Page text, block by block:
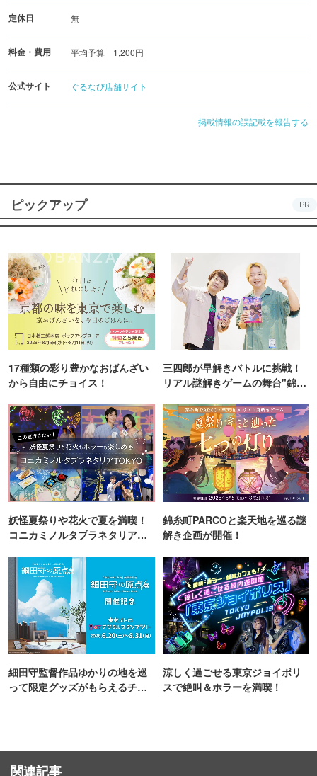
定休日 無
料金・費用 平均予算 1,200円
公式サイト ぐるなび店舗サイト
掲載情報の誤記載を報告する
ピックアップ PR
17種類の彩り豊かなおばんざい
から自由にチョイス！
三四郎が早解きバトルに挑戦！
リアル謎解きゲームの舞台"錦糸
妖怪夏祭りや花火で夏を満喫！
コニカミノルタプラネタリア
錦糸町PARCOと楽天地を巡る謎
解き企画が開催！
細田守監督作品ゆかりの地を巡
って限定グッズがもらえるチャ
涼しく過ごせる東京ジョイポリ
スで絶叫＆ホラーを満喫！
関連記事